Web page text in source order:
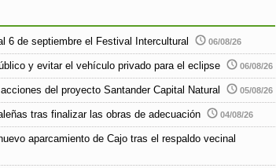
6 de septiembre el Festival Intercultural 06/08/26
y evitar el vehículo privado para el eclipse 06/08/26
del proyecto Santander Capital Natural 05/08/26
tras finalizar las obras de adecuación 04/08/26
aparcamiento de Cajo tras el respaldo vecinal